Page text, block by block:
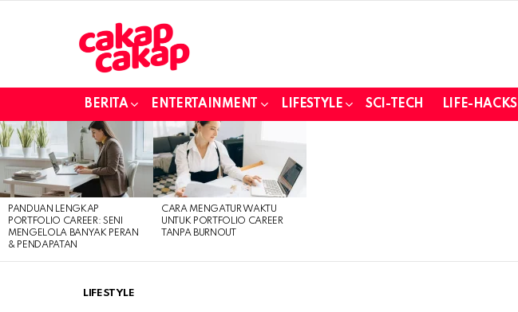
BERITA ENTERTAINMENT LIFESTYLE SCI-TECH LIFE-HACKS
LATEST
STORIES
PANDUAN LENGKAP
PORTFOLIO CAREER: SENI
MENGELOLA BANYAK PERAN
& PENDAPATAN
CARA MENGATUR WAKTU
UNTUK PORTFOLIO CAREER
TANPA BURNOUT
LIFESTYLE